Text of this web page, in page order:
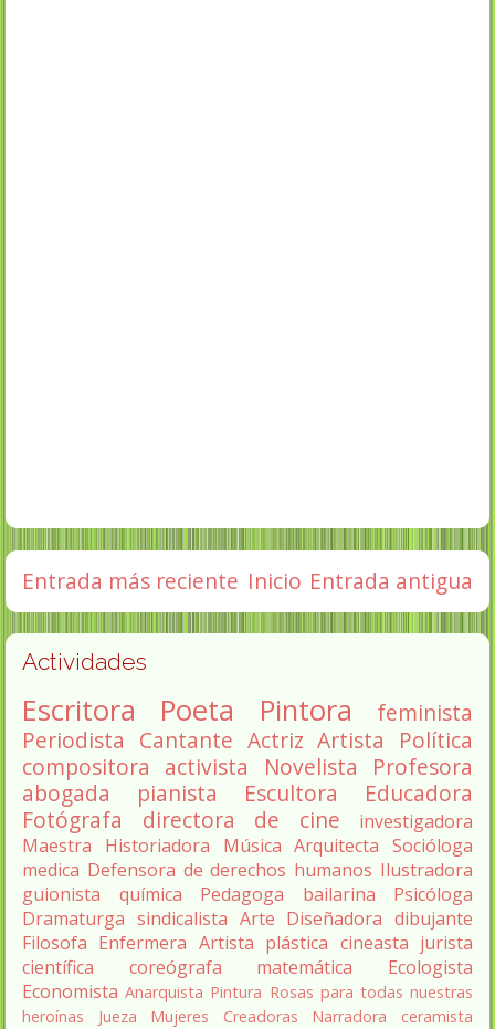
Entrada más reciente Entrada antigua
Inicio
Actividades
Escritora Poeta Pintora
feminista
Periodista Cantante Actriz Artista
Política
compositora activista Novelista
Profesora
abogada
pianista Escultora
Educadora
Fotógrafa
directora de cine
investigadora
Maestra
Historiadora Música Arquitecta Socióloga
medica Defensora de derechos humanos Ilustradora
guionista
química Pedagoga bailarina
Psicóloga
Dramaturga sindicalista Arte Diseñadora dibujante
Filosofa Enfermera Artista plástica cineasta jurista
científica
coreógrafa matemática
Ecologista
Economista Anarquista Pintura Rosas para todas nuestras
heroínas
Jueza Mujeres Creadoras Narradora
ceramista